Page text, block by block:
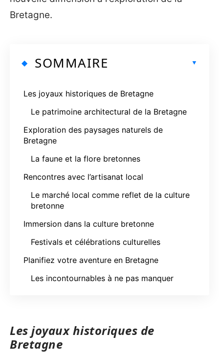
Bretagne.
SOMMAIRE
Les joyaux historiques de Bretagne
Le patrimoine architectural de la Bretagne
Exploration des paysages naturels de
Bretagne
La faune et la flore bretonnes
Rencontres avec l’artisanat local
Le marché local comme reflet de la culture
bretonne
Immersion dans la culture bretonne
Festivals et célébrations culturelles
Planifiez votre aventure en Bretagne
Les incontournables à ne pas manquer
Les joyaux historiques de
Bretagne